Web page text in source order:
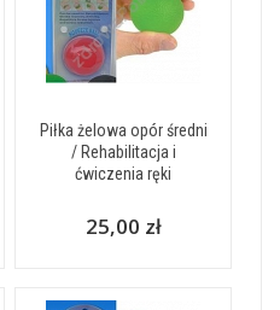
Piłka żelowa opór średni
/ Rehabilitacja i
ćwiczenia ręki
25,00 zł